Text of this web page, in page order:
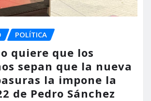
POLÍTICA
quiere que los
sepan que la nueva
la impone la
de Pedro Sánchez